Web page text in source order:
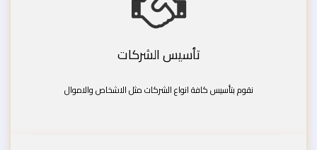
تأسيس الشركات
نقوم بتأسيس كافة انواع الشركات مثل الاشخاص والاموال